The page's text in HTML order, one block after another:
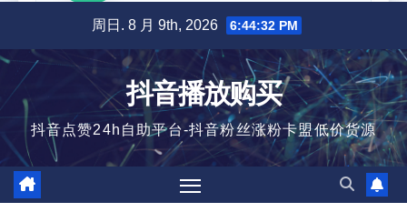
内
容
周日. 8 月 9th, 2026 6:44:32 PM
抖音播放购买
抖音点赞24h自助平台-抖音粉丝涨粉卡盟低价货源